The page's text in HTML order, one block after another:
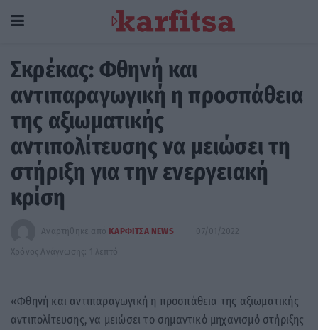
Σκρέκας: Φθηνή και
αντιπαραγωγική η προσπάθεια
της αξιωματικής
αντιπολίτευσης να μειώσει τη
στήριξη για την ενεργειακή
κρίση
Αναρτήθηκε από ΚΑΡΦΙΤΣΑ NEWS
07/01/2022
Χρόνος Ανάγνωσης: 1 λεπτό
«Φθηνή και αντιπαραγωγική η προσπάθεια της αξιωματικής
αντιπολίτευσης, να μειώσει το σημαντικό μηχανισμό στήριξης